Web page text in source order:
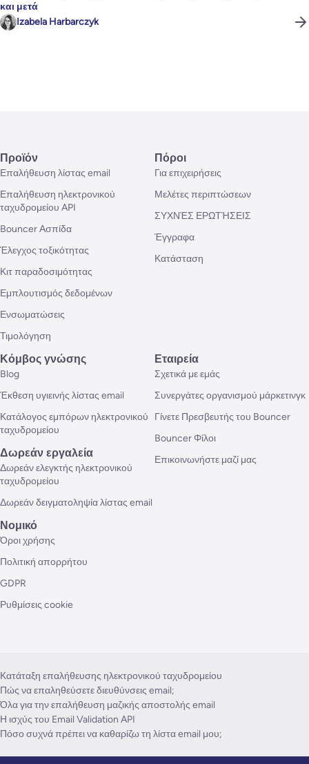
και μετά
Izabela Harbarczyk
Προϊόν
Επαλήθευση λίστας email
Επαλήθευση ηλεκτρονικού
ταχυδρομείου API
Bouncer Ασπίδα
Έλεγχος τοξικότητας
Κιτ παραδοσιμότητας
Εμπλουτισμός δεδομένων
Ενσωματώσεις
Τιμολόγηση
Πόροι
Για επιχειρήσεις
Μελέτες περιπτώσεων
ΣΥΧΝΈΣ ΕΡΩΤΉΣΕΙΣ
Έγγραφα
Κατάσταση
Κόμβος γνώσης
Blog
Έκθεση υγιεινής λίστας email
Κατάλογος εμπόρων ηλεκτρονικού
ταχυδρομείου
Δωρεάν εργαλεία
Δωρεάν ελεγκτής ηλεκτρονικού
ταχυδρομείου
Δωρεάν δειγματοληψία λίστας email
Εταιρεία
Σχετικά με εμάς
Συνεργάτες οργανισμού μάρκετινγκ
Γίνετε Πρεσβευτής του Bouncer
Bouncer Φίλοι
Επικοινωνήστε μαζί μας
Νομικό
Όροι χρήσης
Πολιτική απορρήτου
GDPR
Ρυθμίσεις cookie
Κατάταξη επαλήθευσης ηλεκτρονικού ταχυδρομείου
Πώς να επαληθεύσετε διευθύνσεις email;
Όλα για την επαλήθευση μαζικής αποστολής email
Η ισχύς του Email Validation API
Πόσο συχνά πρέπει να καθαρίζω τη λίστα email μου;